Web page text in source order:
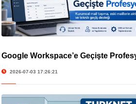
Google Workspace’e Geçişte
2026-07-03 17:26:21